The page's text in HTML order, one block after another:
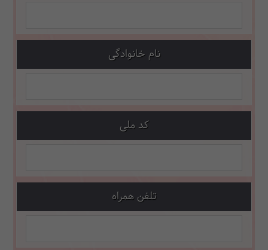
نام خانوادگی
کد ملی
تلفن همراه